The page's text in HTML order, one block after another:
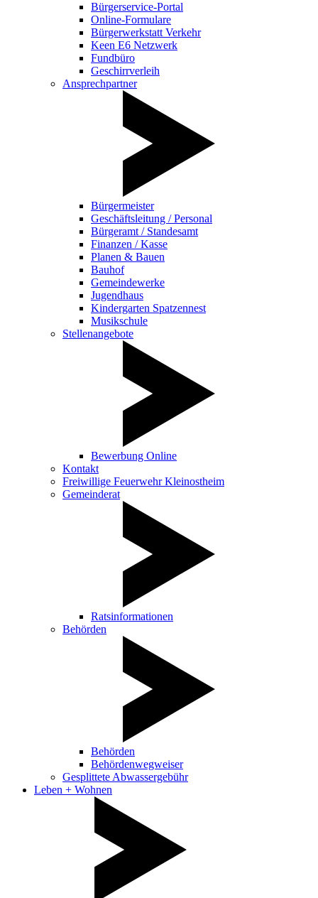
Bürgerservice-Portal
Online-Formulare
Bürgerwerkstatt Verkehr
Keen E6 Netzwerk
Fundbüro
Geschirrverleih
Ansprechpartner
Bürgermeister
Geschäftsleitung / Personal
Bürgeramt / Standesamt
Finanzen / Kasse
Planen & Bauen
Bauhof
Gemeindewerke
Jugendhaus
Kindergarten Spatzennest
Musikschule
Stellenangebote
Bewerbung Online
Kontakt
Freiwillige Feuerwehr Kleinostheim
Gemeinderat
Ratsinformationen
Behörden
Behörden
Behördenwegweiser
Gesplittete Abwassergebühr
Leben + Wohnen